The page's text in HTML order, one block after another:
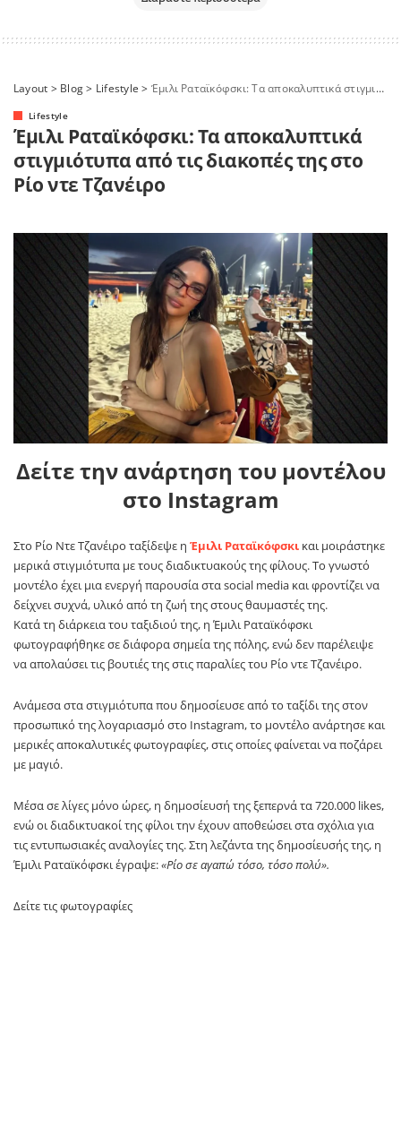
Layout > Blog> Lifestyle > Έμιλι Ραταϊκόφσκι: Τα αποκαλυπτικά στιγμιότυπα από τις διακοπές της στο Ρίο ντε Τζανέιρο
Lifestyle
Έμιλι Ραταϊκόφσκι: Τα αποκαλυπτικά
στιγμιότυπα από τις διακοπές της στο
Ρίο ντε Τζανέιρο
Δείτε την ανάρτηση του μοντέλου
στο Instagram
Στο Ρίο Ντε Τζανέιρο ταξίδεψε η Έμιλι Ραταϊκόφσκι και μοιράστηκε
μερικά στιγμιότυπα με τους διαδικτυακούς της φίλους. Το γνωστό
μοντέλο έχει μια ενεργή παρουσία στα social media και φροντίζει να
δείχνει συχνά, υλικό από τη ζωή της στους θαυμαστές της.
Κατά τη διάρκεια του ταξιδιού της, η Έμιλι Ραταϊκόφσκι
φωτογραφήθηκε σε διάφορα σημεία της πόλης, ενώ δεν παρέλειψε
να απολαύσει τις βουτιές της στις παραλίες του Ρίο ντε Τζανέιρο.
Ανάμεσα στα στιγμιότυπα που δημοσίευσε από το ταξίδι της στον
προσωπικό της λογαριασμό στο Instagram, το μοντέλο ανάρτησε και
μερικές αποκαλυτικές φωτογραφίες, στις οποίες φαίνεται να ποζάρει
με μαγιό.
Μέσα σε λίγες μόνο ώρες, η δημοσίευσή της ξεπερνά τα 720.000 likes,
ενώ οι διαδικτυακοί της φίλοι την έχουν αποθεώσει στα σχόλια για
τις εντυπωσιακές αναλογίες της. Στη λεζάντα της δημοσίευσής της, η
Έμιλι Ραταϊκόφσκι έγραψε:«Ρίο σε αγαπώ τόσο, τόσο πολύ».
Δείτε τις φωτογραφίες